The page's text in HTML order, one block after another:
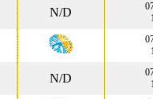
N/D
N/D